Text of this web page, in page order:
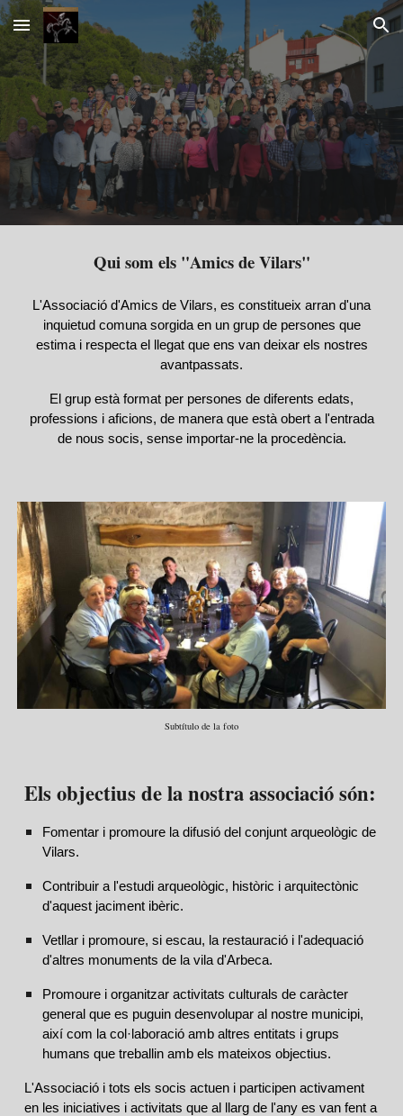
Skip to main content Skip to navigation
Qui som els "Amics de Vilars"
L'Associació d'Amics de Vilars, es constitueix arran d'una
inquietud comuna sorgida en un grup de persones que
estima i respecta el llegat que ens van deixar els nostres
avantpassats.
El grup està format per persones de diferents edats,
professions i aficions, de manera que està obert a l'entrada
de nous socis, sense importar-ne la procedència.
Subtítulo de la foto
Els objectius de la nostra associació són:
Fomentar i promoure la difusió del conjunt arqueològic de
Vilars.
Contribuir a l'estudi arqueològic, històric i arquitectònic
d'aquest jaciment ibèric.
Vetllar i promoure, si escau, la restauració i l'adequació
d'altres monuments de la vila d'Arbeca.
Promoure i organitzar activitats culturals de caràcter
general que es puguin desenvolupar al nostre municipi,
així com la col·laboració amb altres entitats i grups
humans que treballin amb els mateixos objectius.
L'Associació i tots els socis actuen i participen activament
en les iniciatives i activitats que al llarg de l'any es van fent a